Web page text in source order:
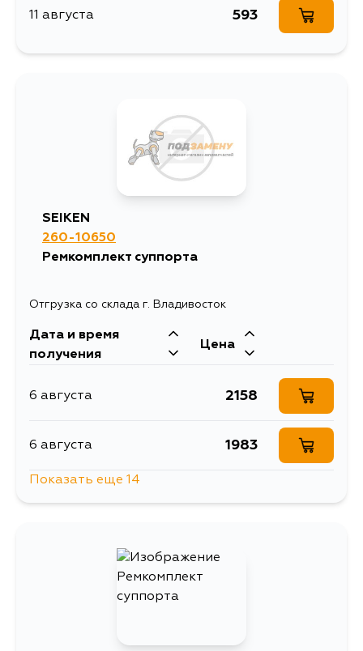
11 августа 593
SEIKEN
260-10650
Ремкомплект суппорта
Отгрузка со склада г. Владивосток
Дата и время
получения
Цена
6 августа 2158
6 августа 1983
2135
Показать еще 14